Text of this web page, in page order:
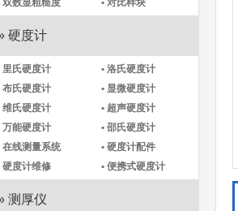
双数显粗糙度
• 对比样块
硬度计
里氏硬度计
• 洛氏硬度计
布氏硬度计
• 显微硬度计
维氏硬度计
• 超声硬度计
万能硬度计
• 邵氏硬度计
在线测量系统
• 硬度计配件
硬度计维修
• 便携式硬度计
测厚仪